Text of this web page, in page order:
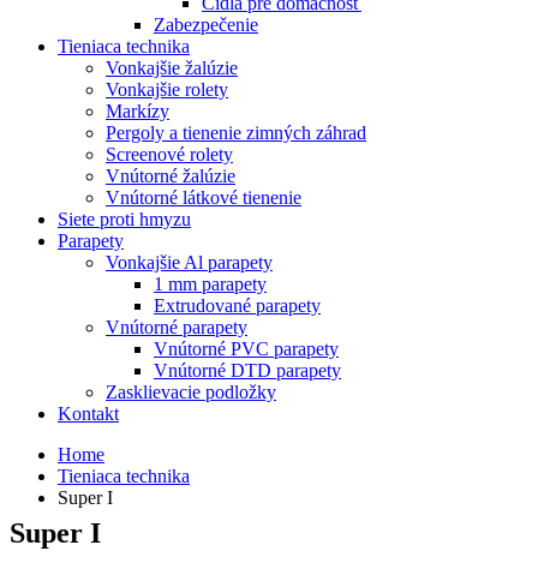
Zabezpečenie
Tieniaca technika
Vonkajšie žalúzie
Vonkajšie rolety
Markízy
Pergoly a tienenie zimných záhrad
Screenové rolety
Vnútorné žalúzie
Vnútorné látkové tienenie
Siete proti hmyzu
Parapety
Vonkajšie Al parapety
1 mm parapety
Extrudované parapety
Vnútorné parapety
Vnútorné PVC parapety
Vnútorné DTD parapety
Zasklievacie podložky
Kontakt
Home
Tieniaca technika
Super I
Super I